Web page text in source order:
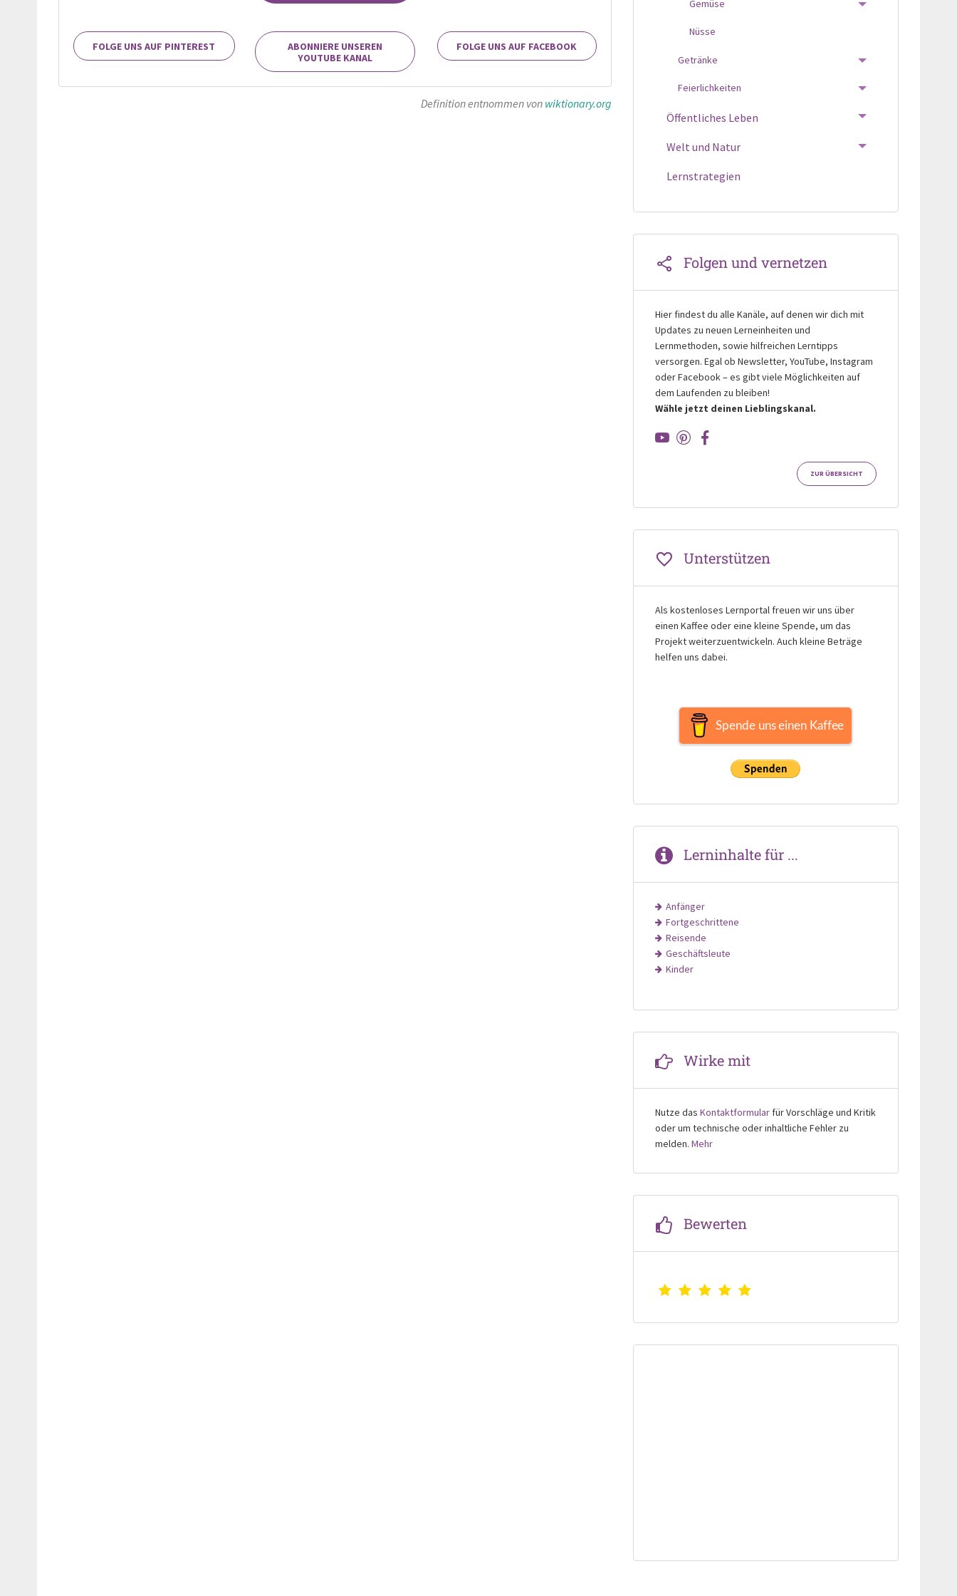
FOLGE UNS AUF PINTEREST
ABONNIERE UNSEREN
YOUTUBE KANAL
FOLGE UNS AUF FACEBOOK
Definition entnommen von wiktionary.org
Gemüse
TOGGLE MENU
Nüsse
Getränke
TOGGLE MENU
Feierlichkeiten
TOGGLE MENU
Öffentliches Leben TOGGLE MENU
Welt und Natur TOGGLE MENU
Lernstrategien
Folgen und vernetzen
Hier findest du alle Kanäle, auf denen wir dich mit
Updates zu neuen Lerneinheiten und
Lernmethoden, sowie hilfreichen Lerntipps
versorgen. Egal ob Newsletter, YouTube, Instagram
oder Facebook – es gibt viele Möglichkeiten auf
dem Laufenden zu bleiben!
Wähle jetzt deinen Lieblingskanal.
ZUR ÜBERSICHT
Unterstützen
Als kostenloses Lernportal freuen wir uns über
einen Kaffee oder eine kleine Spende, um das
Projekt weiterzuentwickeln. Auch kleine Beträge
helfen uns dabei.
Spende uns einen Kaffee
Lerninhalte für ...
Anfänger
Fortgeschrittene
Reisende
Geschäftsleute
Kinder
Wirke mit
Nutze das Kontaktformularfür Vorschläge und Kritik
oder um technische oder inhaltliche Fehler zu
melden. Mehr
Bewerten